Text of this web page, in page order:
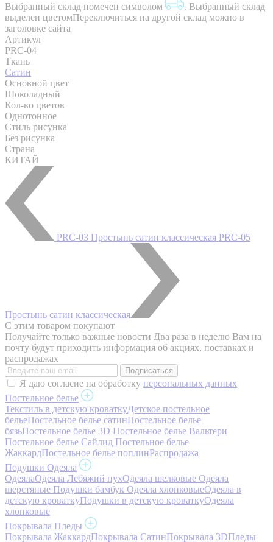
Выбранный склад помечен символом . Выбранный склад
выделен цветомПереключиться на другой склад можно в
заголовке сайта
Артикул
PRC-04
Ткань
Сатин
Основной цвет
Шоколадный
Кол-во цветов
Однотонное
Стиль рисунка
Без рисунка
Страна
КИТАЙ
PRC-03 Простынь сатин классическая PRC-05
Простынь сатин классическая
С этим товаром покупают
Получайте только важные новости Два раза в неделю Вам на
почту будут приходить информация об акциях, поставках и
распродажах
Я даю согласие на обработку персональных данных
Постельное белье
Текстиль в детскую кроваткуДетское постельное
бельеПостельное белье сатинПостельное белье
бязьПостельное белье 3D Постельное белье Вальтери
Постельное белье Сайлид Постельное белье
ЖаккардПостельное белье поплинРаспродажа
Подушки Одеяла
ОдеялаОдеяла Лебяжий пухОдеяла шелковые Одеяла
шерстяные Подушки бамбук Одеяла хлопковыеОдеяла в
детскую кроваткуПодушки в детскую кроваткуОдеяла
хлопковые
Покрывала Пледы
Покрывала ЖаккардПокрывала СатинПокрывала 3DПледы